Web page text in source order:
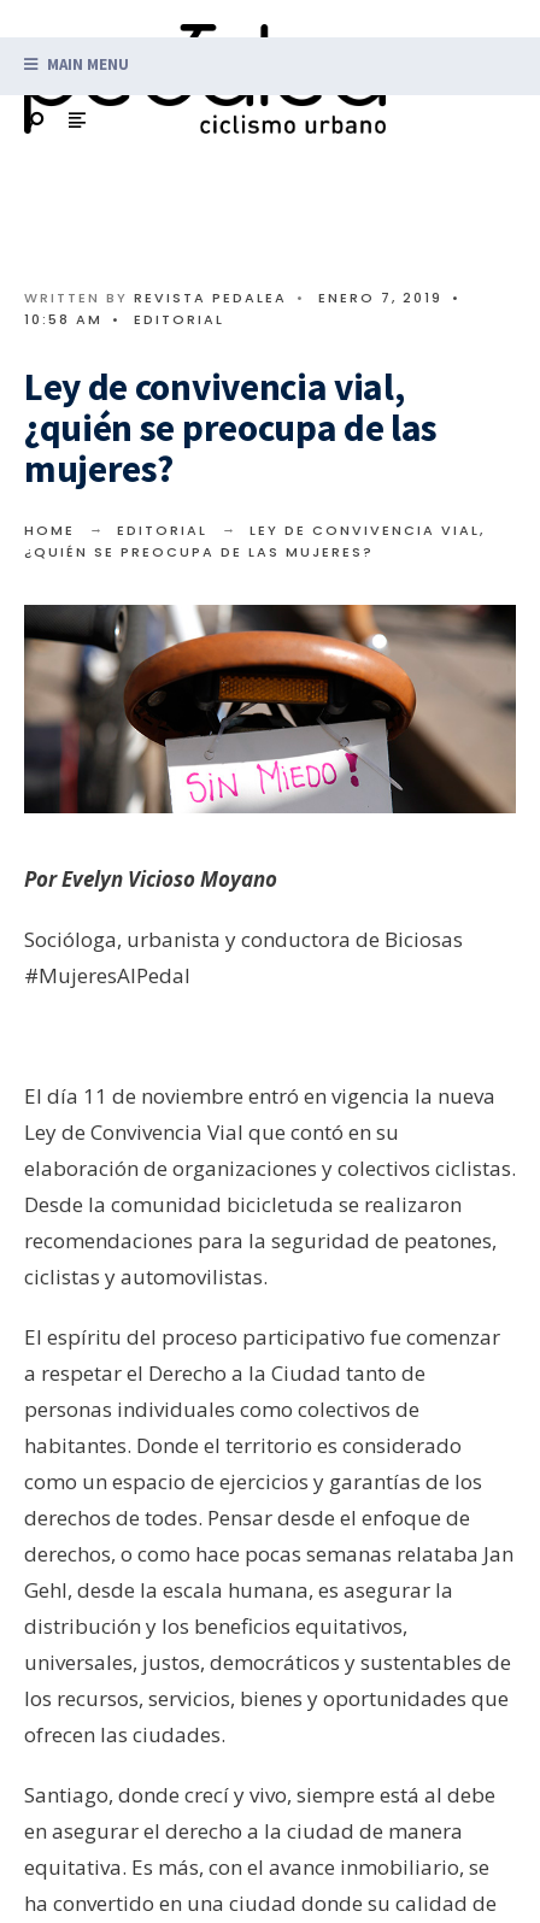
MAIN MENU
WRITTEN BY REVISTA PEDALEA • ENERO 7, 2019
•
10:58 AM
• EDITORIAL
Ley de convivencia vial,
¿quién se preocupa de las
mujeres?
HOME EDITORIAL
LEY DE CONVIVENCIA VIAL,
¿QUIÉN SE PREOCUPA DE LAS MUJERES?
Por Evelyn Vicioso Moyano
Socióloga, urbanista y conductora de Biciosas
#MujeresAlPedal
El día 11 de noviembre entró en vigencia la nueva
Ley de Convivencia Vial que contó en su
elaboración de organizaciones y colectivos ciclistas.
Desde la comunidad bicicletuda se realizaron
recomendaciones para la seguridad de peatones,
ciclistas y automovilistas.
El espíritu del proceso participativo fue comenzar
a respetar el Derecho a la Ciudad tanto de
personas individuales como colectivos de
habitantes. Donde el territorio es considerado
como un espacio de ejercicios y garantías de los
derechos de todes. Pensar desde el enfoque de
derechos, o como hace pocas semanas relataba Jan
Gehl, desde la escala humana, es asegurar la
distribución y los beneficios equitativos,
universales, justos, democráticos y sustentables de
los recursos, servicios, bienes y oportunidades que
ofrecen las ciudades.
Santiago, donde crecí y vivo, siempre está al debe
en asegurar el derecho a la ciudad de manera
equitativa. Es más, con el avance inmobiliario, se
ha convertido en una ciudad donde su calidad de